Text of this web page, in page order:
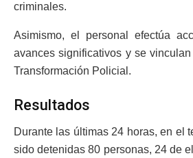
criminales.
Asimismo, el personal efectúa
avances significativos y se
Transformación Policial.
Resultados
Durante las últimas 24 horas, en el
sido detenidas 80 personas, 24 de